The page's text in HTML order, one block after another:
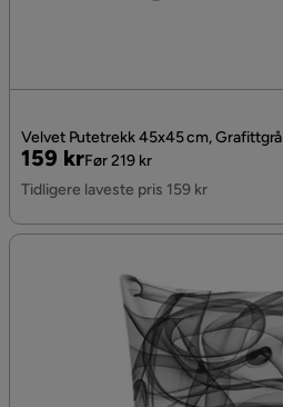
Velvet Putetrekk 45x45 cm, Grafittgrå
Pris
159 kr
Original
Pris
Før 219 kr
Tidligere laveste pris 159 kr